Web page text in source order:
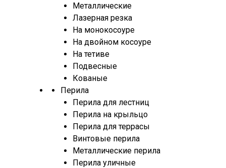
Металлические
Лазерная резка
На монокосоуре
На двойном косоуре
На тетиве
Подвесные
Кованые
Перила
Перила для лестниц
Перила на крыльцо
Перила для террасы
Винтовые перила
Металлические перила
Перила уличные